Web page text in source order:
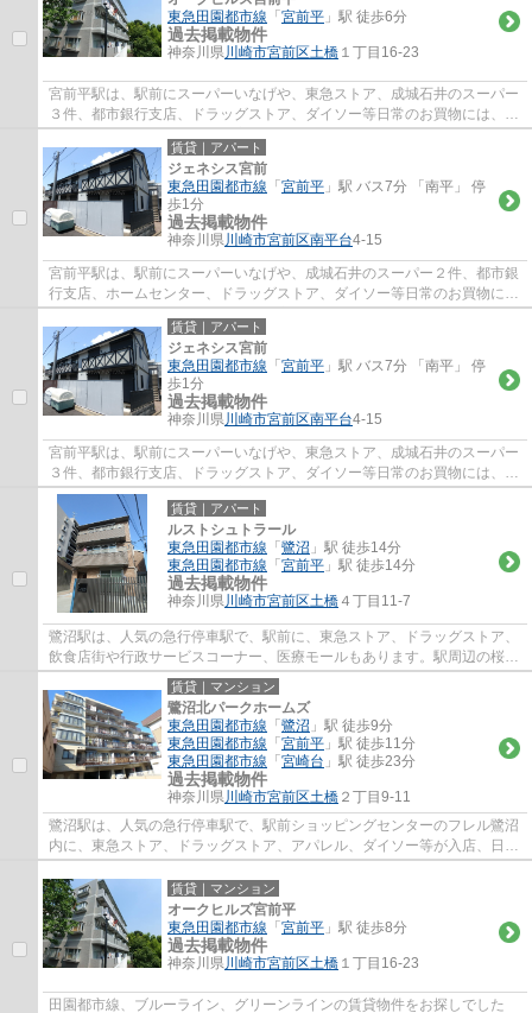
東急田園都市線 「 宮前平 」駅 徒歩6分
過去掲載物件
神奈川県川崎市宮前区土橋 １丁目16-23
宮前平駅は、駅前にスーパーいなげや、東急ストア、成城石井のスーパー
３件、都市銀行支店、ドラッグストア、ダイソー等日常のお買物には、事
欠かないのと、駅北側には、宮前区役所、...
賃貸｜アパート
ジェネシス宮前
東急田園都市線 「 宮前平 」駅 バス7分 「南平」 停
歩1分
過去掲載物件
神奈川県川崎市宮前区南平台4-15
宮前平駅は、駅前にスーパーいなげや、成城石井のスーパー２件、都市銀
行支店、ホームセンター、ドラッグストア、ダイソー等日常のお買物に
は、事欠かないのと、駅北側には、宮前区役...
賃貸｜アパート
ジェネシス宮前
東急田園都市線 「 宮前平 」駅 バス7分 「南平」 停
歩1分
過去掲載物件
神奈川県川崎市宮前区南平台4-15
宮前平駅は、駅前にスーパーいなげや、東急ストア、成城石井のスーパー
３件、都市銀行支店、ドラッグストア、ダイソー等日常のお買物には、事
欠かないのと、駅北側には、宮前区役所、...
賃貸｜アパート
ルストシュトラール
東急田園都市線 「 鷺沼 」駅 徒歩14分
東急田園都市線 「 宮前平 」駅 徒歩14分
過去掲載物件
神奈川県川崎市宮前区土橋 ４丁目11-7
鷺沼駅は、人気の急行停車駅で、駅前に、東急ストア、ドラッグストア、
飲食店街や行政サービスコーナー、医療モールもあります。駅周辺の桜並
木が春には見事に色付いてきれいです。人...
賃貸｜マンション
鷺沼北パークホームズ
東急田園都市線 「 鷺沼 」駅 徒歩9分
東急田園都市線 「 宮前平 」駅 徒歩11分
東急田園都市線 「 宮崎台 」駅 徒歩23分
過去掲載物件
神奈川県川崎市宮前区土橋 ２丁目9-11
鷺沼駅は、人気の急行停車駅で、駅前ショッピングセンターのフレル鷺沼
内に、東急ストア、ドラッグストア、アパレル、ダイソー等が入店、日常
のお買い物に便利で、周辺には、飲食店街...
賃貸｜マンション
オークヒルズ宮前平
東急田園都市線 「 宮前平 」駅 徒歩8分
過去掲載物件
神奈川県川崎市宮前区土橋 １丁目16-23
田園都市線、ブルーライン、グリーンラインの賃貸物件をお探しでした